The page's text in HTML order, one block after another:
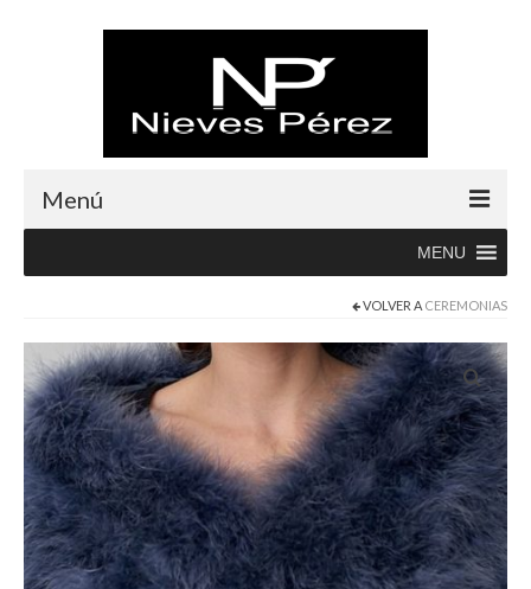
Menú
Boutique
Abrigos
Albornoces
Blusas
Camisas
MENU
VOLVER A CEREMONIAS